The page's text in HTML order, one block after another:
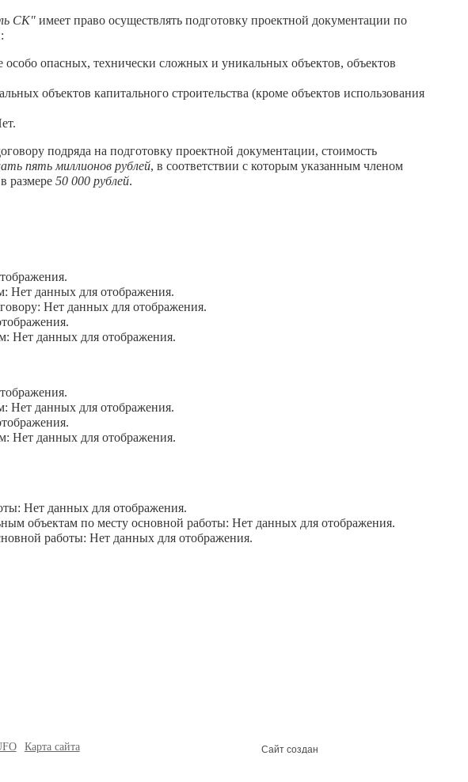
СК" имеет право осуществлять подготовку проектной документации по
опасных, технически сложных и уникальных объектов, объектов
объектов капитального строительства (кроме объектов использования
подряда на подготовку проектной документации, стоимость
пять миллионов рублей, в соответствии с которым указанным членом
размере50 000 рублей.
Нет данных для отображения.
Нет данных для отображения.
Нет данных для отображения.
Нет данных для отображения.
Нет данных для отображения.
Нет данных для отображения.
объектам по месту основной работы: Нет данных для отображения.
работы: Нет данных для отображения.
Карта сайта
Сайт создан